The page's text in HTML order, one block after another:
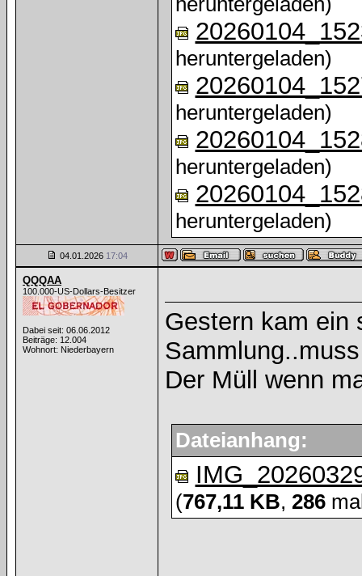
heruntergeladen)
heruntergeladen)
heruntergeladen)
heruntergeladen)
04.01.2026 17:04
QQQAA
100.000-US-Dollars-Besitzer
Dabei seit: 06.06.2012
Beiträge: 12.004
Wohnort: Niederbayern
Gestern kam ein
Der Müll wenn
Dateianhang:
(767,11 KB, 286